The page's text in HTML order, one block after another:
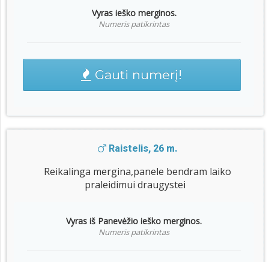
Vyras ieško merginos.
Numeris patikrintas
Gauti numerį!
Raistelis, 26 m.
Reikalinga mergina,panele bendram laiko
praleidimui draugystei
Vyras iš Panevėžio ieško merginos.
Numeris patikrintas